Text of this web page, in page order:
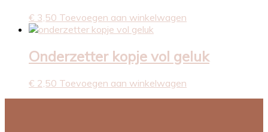
€ 3,50 Toevoegen aan winkelwagen
Onderzetter kopje vol geluk
€ 2,50 Toevoegen aan winkelwagen